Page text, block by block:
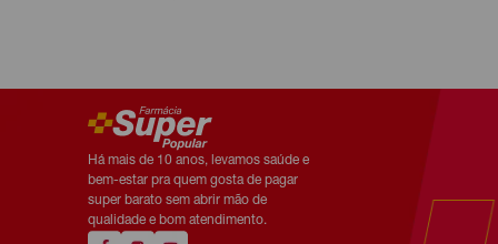
Há mais de 10 anos, levamos saúde e
bem-estar pra quem gosta de pagar
super barato sem abrir mão de
qualidade e bom atendimento.